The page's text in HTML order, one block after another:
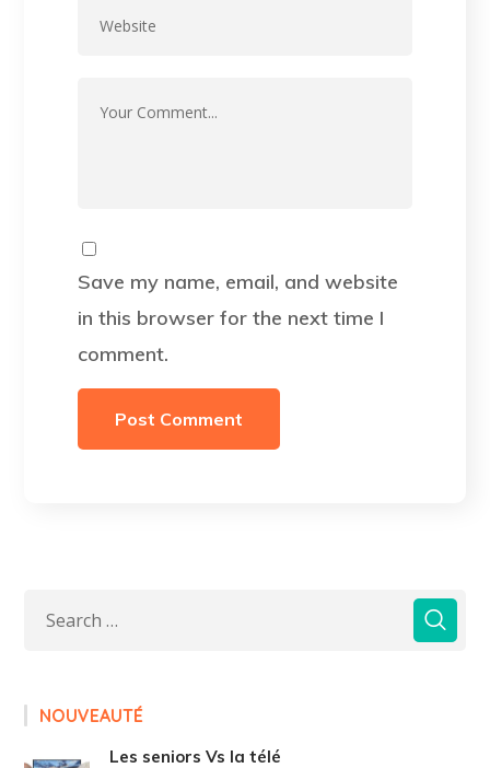
Save my name, email, and website
in this browser for the next time I
comment.
NOUVEAUTÉ
Les seniors Vs la télé